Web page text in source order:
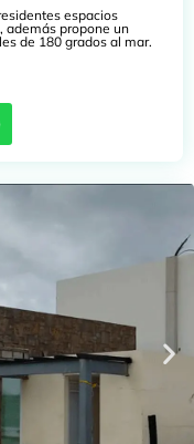
espacios
además propone un
de 180 grados al mar.